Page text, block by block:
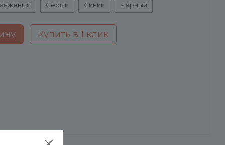
Серый Синий Черный
Купить в 1 клик